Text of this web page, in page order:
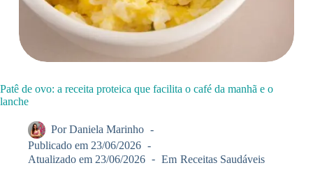
Patê de ovo: a receita proteica que facilita o café da manhã e o
lanche
Por Daniela Marinho
Publicado em 23/06/2026
Atualizado em 23/06/2026 Em Receitas Saudáveis